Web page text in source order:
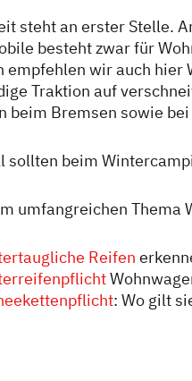
steht an erster Stelle.
besteht zwar für
empfehlen wir auch hier
Traktion auf
beim Bremsen sowie
sollten beim
umfangreichen Thema
Reifen
: Wo gilt